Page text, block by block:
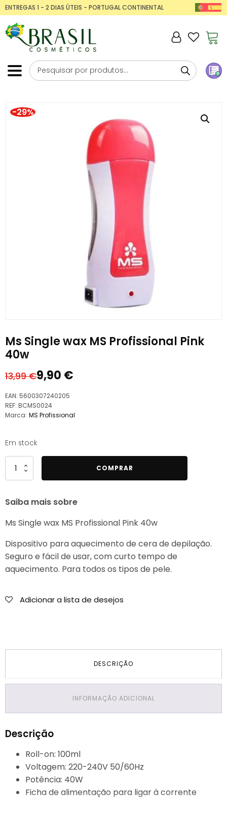
ENTREGAS 1 - 2 DIAS ÚTEIS - PORTUGAL CONTINENTAL
-29%
Ms Single wax MS Profissional Pink
40w
13,99€
O
preço
original
era:
9,90 €
O
preço
atual
é:
EAN: 5600307240205
REF: BCMS0024
Marca: MS Profissional
Em stock
Quantidade
de
Single
MS
Profissional
Pink
40w
COMPRAR
Saiba mais sobre
Ms Single wax MS Profissional Pink 40w
Dispositivo para aquecimento de cera de depilação.
Seguro e fácil de usar, com curto tempo de
aquecimento. Para todos os tipos de pele.
Adicionar a lista de desejos
DESCRIÇÃO
INFORMAÇÃO ADICIONAL
Descrição
Roll-on: 100ml
Voltagem: 220-240V 50/60Hz
Potência: 40W
Ficha de alimentação para ligar à corrente